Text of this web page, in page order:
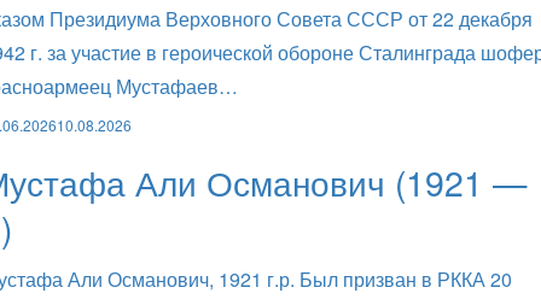
Президиума Верховного Совета СССР от 22 декабря
г. за участие в героической обороне Сталинграда
Мустафаев…
10.08.2026
Али Османович (1921 —
Али Османович, 1921 г.р. Был призван в РККА 20